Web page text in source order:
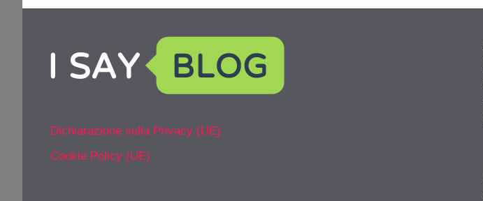
Dichiarazione sulla Privacy (UE)
Cookie Policy (UE)